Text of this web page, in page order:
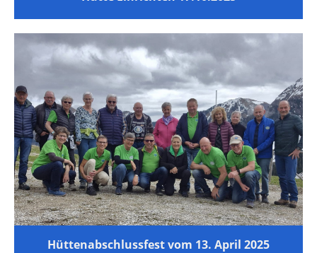
Hüttenabschlussfest vom 13. April 2025